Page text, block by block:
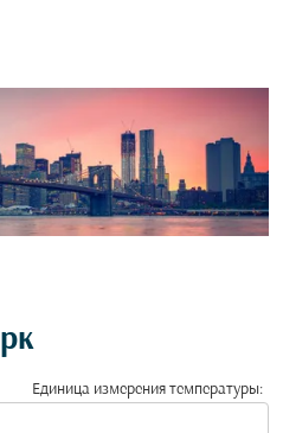
Единица измерения температуры: